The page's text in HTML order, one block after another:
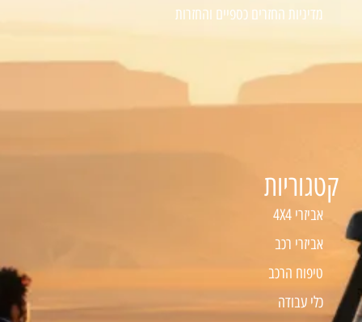
מדיניות החזרים כספיים והחזרות
קטגוריות
אביזרי 4X4
אביזרי רכב
טיפוח הרכב
כלי עבודה